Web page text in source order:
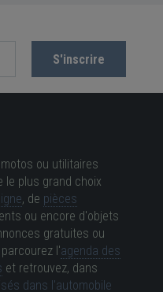
ou utilitaires
le plus grand choix
, de pièces
ou encore d'objets
gratuites ou
l'agenda des
et retrouvez, dans
dans l'automobile